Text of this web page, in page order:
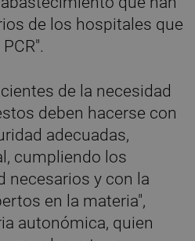
de los hospitales que
de la necesidad
deben hacerse con
adecuadas,
cumpliendo los
necesarios y con la
en la materia",
autonómica, quien